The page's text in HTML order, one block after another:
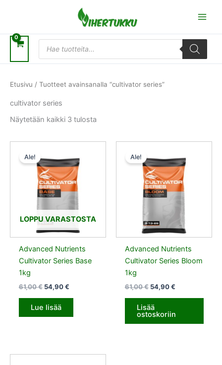
Products
search
Etusivu / Tuotteet avainsanalla “cultivator series”
cultivator series
Näytetään kaikki 3 tulosta
LOPPU VARASTOSTA
Ale!
Advanced Nutrients
Cultivator Series Base
1kg
61,00€
oli:
61,00 €.
54,90€
on:
54,90 €.
Lue lisää
Ale!
Advanced Nutrients
Cultivator Series Bloom
1kg
61,00€
oli:
61,00 €.
54,90€
on:
54,90 €.
Lisää
ostoskoriin